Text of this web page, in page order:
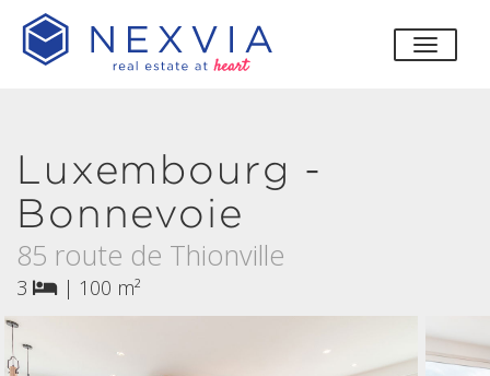
Luxembourg -
Bonnevoie
85 route de Thionville
3 | 100 m²